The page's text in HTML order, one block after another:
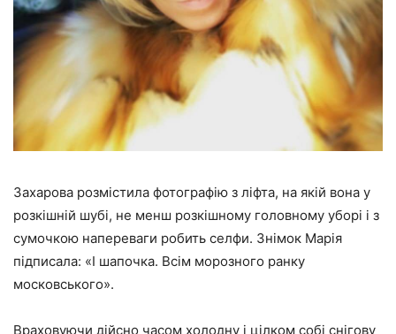
Захарова розмістила фотографію з ліфта, на якій вона у
розкішній шубі, не менш розкішному головному уборі і з
сумочкою напереваги робить селфи. Знімок Марія
підписала: «І шапочка. Всім морозного ранку
московського».
Враховуючи дійсно часом холодну і цілком собі снігову